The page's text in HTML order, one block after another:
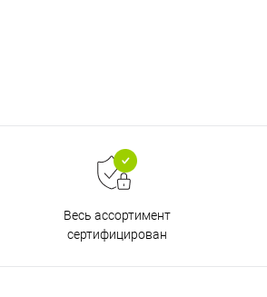
Весь ассортимент
сертифицирован